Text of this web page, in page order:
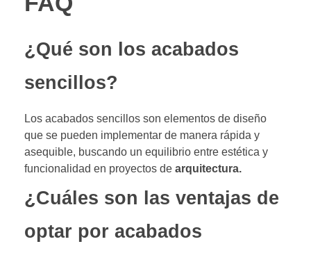
¿Qué son los acabados
sencillos?
Los acabados sencillos son elementos de diseño
que se pueden implementar de manera rápida y
asequible, buscando un equilibrio entre estética y
funcionalidad en proyectos de arquitectura.
¿Cuáles son las ventajas de
optar por acabados